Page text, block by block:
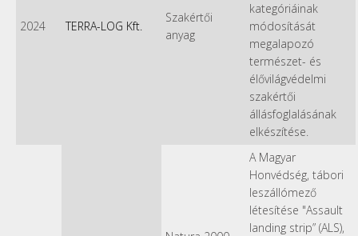
2024 TERRA-LOG Kft.
Szakértői
anyag
kategóriáinak
módosítását
megalapozó
természet- és
élővilágvédelmi
szakértői
állásfoglalásának
elkészítése.
A Magyar
Honvédség, tábori
leszállómező
létesítése "Assault
landing strip” (ALS),